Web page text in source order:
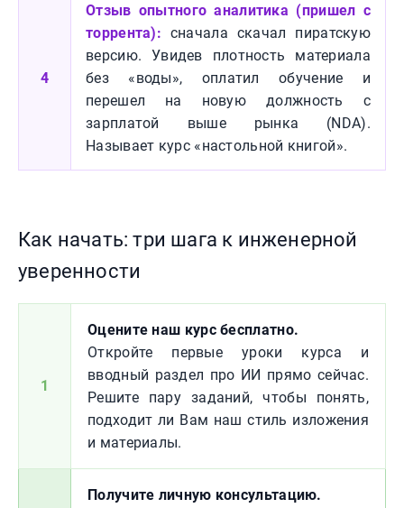
4
Отзыв опытного аналитика (пришел с
торрента): сначала скачал пиратскую
версию. Увидев плотность материала
без «воды», оплатил обучение и
перешел на новую должность с
зарплатой выше рынка (NDA).
Называет курс «настольной книгой».
Как начать: три шага к инженерной
уверенности
1
Оцените наш курс бесплатно.
Откройте первые уроки курса и
вводный раздел про ИИ прямо сейчас.
Решите пару заданий, чтобы понять,
подходит ли Вам наш стиль изложения
и материалы.
Получите личную консультацию.